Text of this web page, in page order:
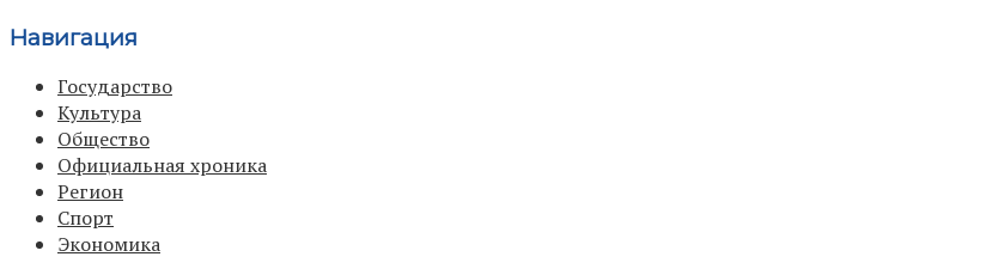
Навигация
Государство
Культура
Общество
Официальная хроника
Регион
Спорт
Экономика